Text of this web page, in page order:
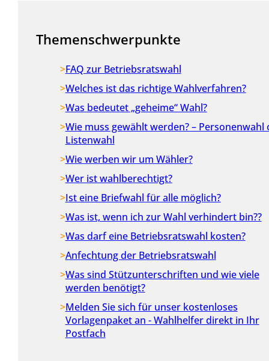
Themenschwerpunkte
FAQ zur Betriebsratswahl
Welches ist das richtige Wahlverfahren?
Was bedeutet „geheime“ Wahl?
Wie muss gewählt werden? – Personenwahl
Listenwahl
Wie werben wir um Wähler?
Wer ist wahlberechtigt?
Ist eine Briefwahl für alle möglich?
Was ist, wenn ich zur Wahl verhindert bin??
Was darf eine Betriebsratswahl kosten?
Anfechtung der Betriebsratswahl
Was sind Stützunterschriften und wie viele
werden benötigt?
Melden Sie sich für unser kostenloses
Vorlagenpaket an - Wahlhelfer direkt in Ihr
Postfach